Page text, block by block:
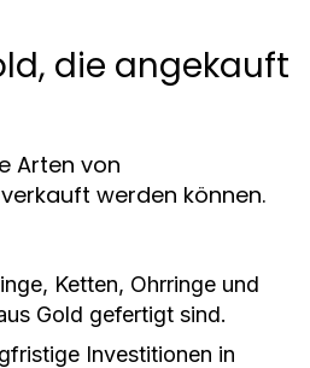
die angekauft
Arten von
werden können.
Ketten, Ohrringe und
Gold gefertigt sind.
Investitionen in